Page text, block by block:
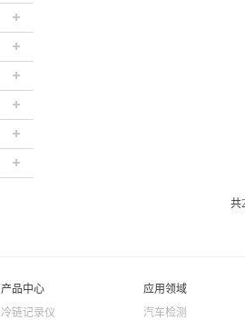
共
产品中心
冷链记录仪
应用领域
汽车检测